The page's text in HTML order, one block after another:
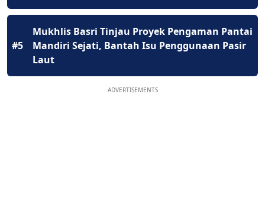
#5
Mukhlis Basri Tinjau Proyek Pengaman Pantai
Mandiri Sejati, Bantah Isu Penggunaan Pasir
Laut
ADVERTISEMENTS